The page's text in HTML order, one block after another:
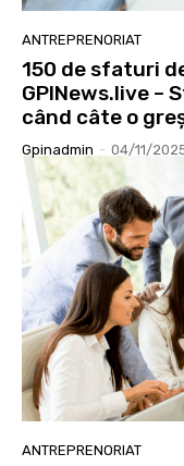
ANTREPRENORIAT
150 de sfaturi
GPINews.live –
când câte o
Gpinadmin - 04/11/
ANTREPRENORIAT